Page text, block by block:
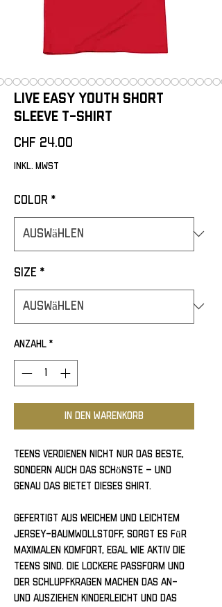
Live easy Youth Short
Sleeve T-Shirt
CHF 24.00
inkl. MwSt
Color *
Size *
Anzahl *
In den Warenkorb
Teens verdienen nicht nur das Beste,
sondern auch das Schönste – und
genau das bietet dieses Shirt.
Gefertigt aus weichem und leichtem
Jersey-Baumwollstoff, sorgt es für
maximalen Komfort, egal wie aktiv die
Teens sind. Die lockere Passform und
der Schlupfkragen machen das An-
und Ausziehen kinderleicht und das